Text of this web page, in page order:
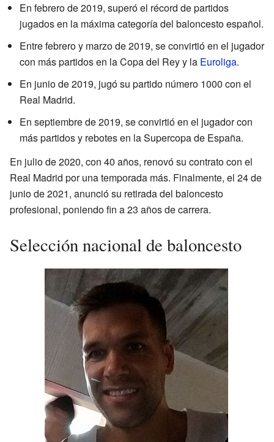
En febrero de 2019, superó el récord de partidos
jugados en la máxima categoría del baloncesto español.
Entre febrero y marzo de 2019, se convirtió en el jugador
con más partidos en la Copa del Rey y la Euroliga.
En junio de 2019, jugó su partido número 1000 con el
Real Madrid.
En septiembre de 2019, se convirtió en el jugador con
más partidos y rebotes en la Supercopa de España.
En julio de 2020, con 40 años, renovó su contrato con el
Real Madrid por una temporada más. Finalmente, el 24 de
junio de 2021, anunció su retirada del baloncesto
profesional, poniendo fin a 23 años de carrera.
Selección nacional de baloncesto